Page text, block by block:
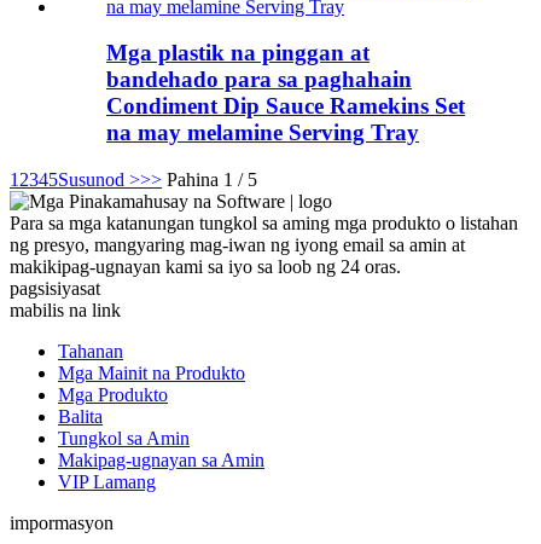
Mga plastik na pinggan at
bandehado para sa paghahain
Condiment Dip Sauce Ramekins Set
na may melamine Serving Tray
1 2345Susunod >>> Pahina 1 / 5
Para sa mga katanungan tungkol sa aming mga produkto o listahan
ng presyo, mangyaring mag-iwan ng iyong email sa amin at
makikipag-ugnayan kami sa iyo sa loob ng 24 oras.
pagsisiyasat
mabilis na link
Tahanan
Mga Mainit na Produkto
Mga Produkto
Balita
Tungkol sa Amin
Makipag-ugnayan sa Amin
VIP Lamang
impormasyon